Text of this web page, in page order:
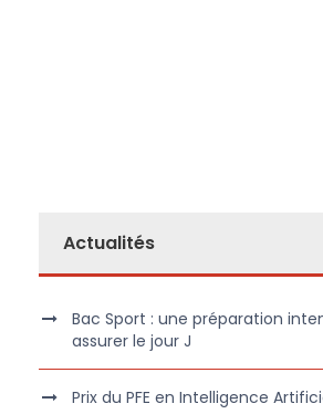
Actualités
Bac Sport : une préparation
assurer le jour J
Prix du PFE en Intelligence